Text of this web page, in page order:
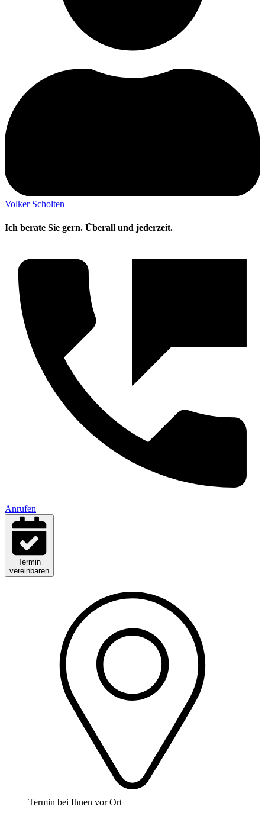
Volker Scholten
Ich berate Sie gern. Überall und jederzeit.
Anrufen
Termin
vereinbaren
Termin bei Ihnen vor Ort